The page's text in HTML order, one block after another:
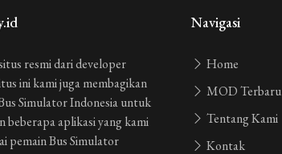
Guest_XCYR6 4 tahun yang lalu
dagus danget
Guest_RNVCM 4 tahun yang lalu
bas militer
resmi dari developer
ini kami juga membagikan
Simulator Indonesia untuk
beberapa aplikasi yang kami
pemain Bus Simulator
Navigasi
Home
MOD Terbaru
Tentang Kami
Kontak